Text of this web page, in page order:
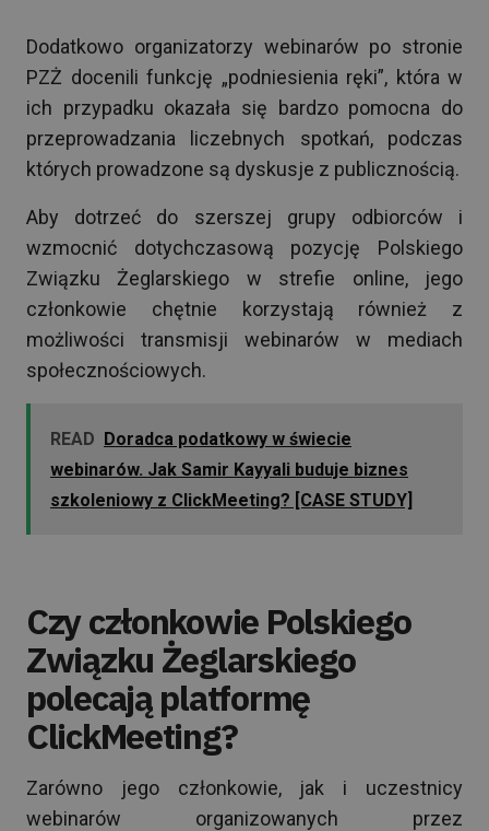
Dodatkowo organizatorzy webinarów po stronie
PZŻ docenili funkcję „podniesienia ręki”, która w
ich przypadku okazała się bardzo pomocna do
przeprowadzania liczebnych spotkań, podczas
których prowadzone są dyskusje z publicznością.
Aby dotrzeć do szerszej grupy odbiorców i
wzmocnić dotychczasową pozycję Polskiego
Związku Żeglarskiego w strefie online, jego
członkowie chętnie korzystają również z
możliwości transmisji webinarów w mediach
społecznościowych.
READ Doradca podatkowy w świecie
webinarów. Jak Samir Kayyali buduje biznes
szkoleniowy z ClickMeeting? [CASE STUDY]
Czy członkowie Polskiego
Związku Żeglarskiego
polecają platformę
ClickMeeting?
Zarówno jego członkowie, jak i uczestnicy
webinarów organizowanych przez